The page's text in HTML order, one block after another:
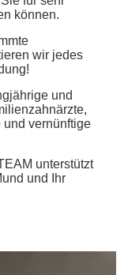
können.
wir jedes
und
vernünftige
unterstützt
und Ihr